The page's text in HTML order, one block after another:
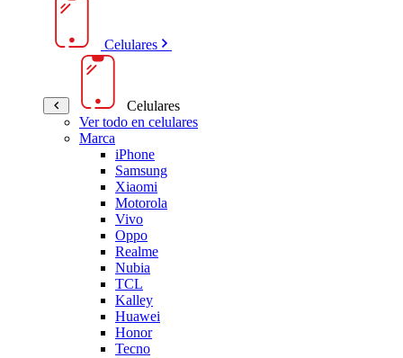
Celulares
Celulares
Ver todo en celulares
Marca
iPhone
Samsung
Xiaomi
Motorola
Vivo
Oppo
Realme
Nubia
TCL
Kalley
Huawei
Honor
Tecno